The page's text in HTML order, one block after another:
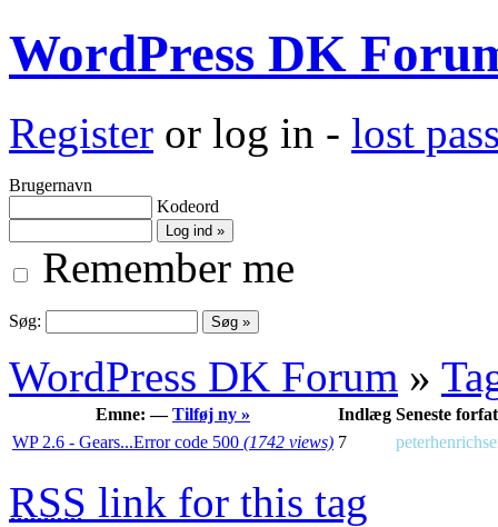
WordPress DK
Register or log in - lost
Brugernavn
Kodeord
Remember me
Søg:
WordPress DK Forum »
Emne: —Tilføj ny » Indlæg Seneste
WP 2.6 - Gears...Error code 500 (1742 views) 7
RSS link for this tag